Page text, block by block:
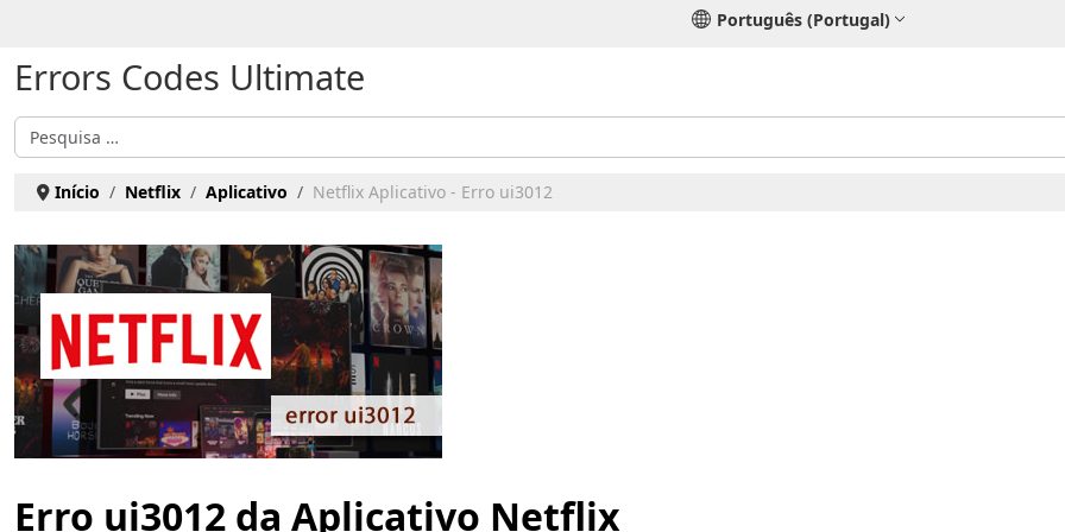
Português (Portugal)
Errors Codes Ultimate
Pesquisar
Início Netflix Aplicativo Netflix Aplicativo - Erro ui3012
Erro ui3012 da Aplicativo Netflix